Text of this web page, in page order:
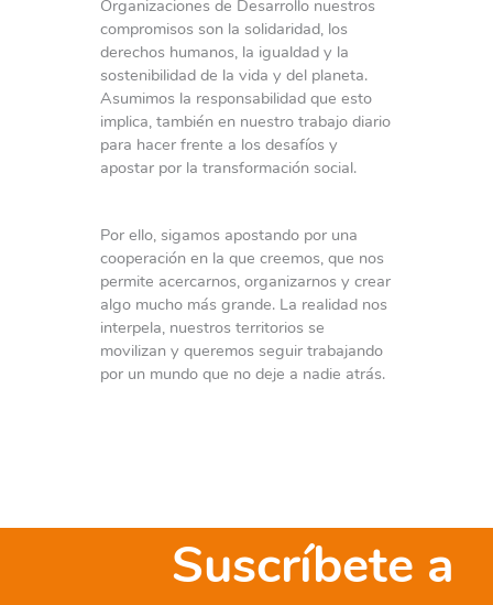
Organizaciones de Desarrollo nuestros
compromisos son la solidaridad, los
derechos humanos, la igualdad y la
sostenibilidad de la vida y del planeta.
Asumimos la responsabilidad que esto
implica, también en nuestro trabajo diario
para hacer frente a los desafíos y
apostar por la transformación social.
Por ello, sigamos apostando por una
cooperación en la que creemos, que nos
permite acercarnos, organizarnos y crear
algo mucho más grande. La realidad nos
interpela, nuestros territorios se
movilizan y queremos seguir trabajando
por un mundo que no deje a nadie atrás.
Suscríbete a